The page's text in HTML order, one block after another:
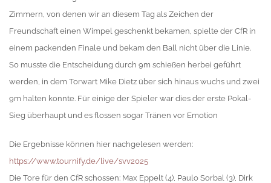
Zimmern, von denen wir an diesem Tag als Zeichen der
Freundschaft einen Wimpel geschenkt bekamen, spielte der CfR in
einem packenden Finale und bekam den Ball nicht über die Linie.
So musste die Entscheidung durch 9m schießen herbei geführt
werden, in dem Torwart Mike Dietz über sich hinaus wuchs und zwei
9m halten konnte. Für einige der Spieler war dies der erste Pokal-
Sieg überhaupt und es flossen sogar Tränen vor Emotion
Die Ergebnisse können hier nachgelesen werden:
https://www.tournify.de/live/svv2025
Die Tore für den CfR schossen: Max Eppelt (4), Paulo Sorbal (3), Dirk